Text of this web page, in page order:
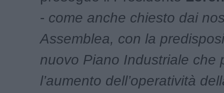
- come anche chiesto dai
Assemblea, con la
nuovo Piano Industriale che
l’aumento dell’operatività